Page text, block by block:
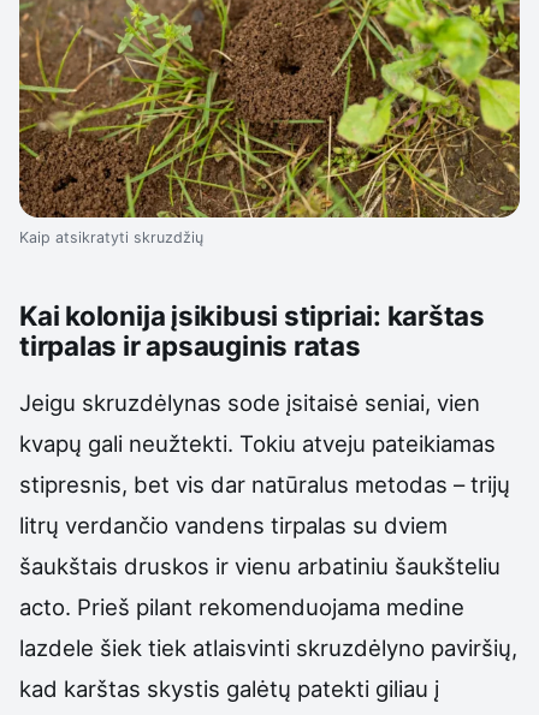
Kaip atsikratyti skruzdžių
Kai kolonija įsikibusi stipriai: karštas
tirpalas ir apsauginis ratas
Jeigu skruzdėlynas sode įsitaisė seniai, vien
kvapų gali neužtekti. Tokiu atveju pateikiamas
stipresnis, bet vis dar natūralus metodas – trijų
litrų verdančio vandens tirpalas su dviem
šaukštais druskos ir vienu arbatiniu šaukšteliu
acto. Prieš pilant rekomenduojama medine
lazdele šiek tiek atlaisvinti skruzdėlyno paviršių,
kad karštas skystis galėtų patekti giliau į